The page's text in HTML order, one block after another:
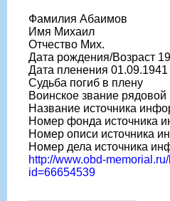
Фамилия Абаимов
Имя Михаил
Отчество Мих.
Дата рождения/Возраст
Дата пленения 01.09.1941
Судьба погиб в плену
Воинское звание рядовой
Название источника
Номер фонда источника
Номер описи источника
Номер дела источника
http://www.obd-
id=66654539